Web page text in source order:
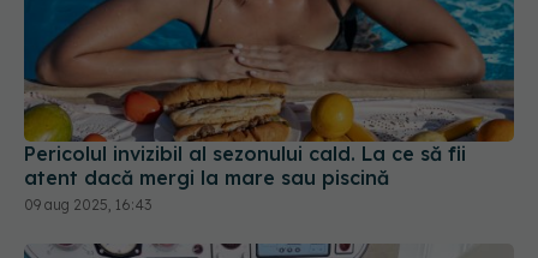
Pericolul invizibil al sezonului cald. La ce să fii
atent dacă mergi la mare sau piscină
09 aug 2025, 16:43